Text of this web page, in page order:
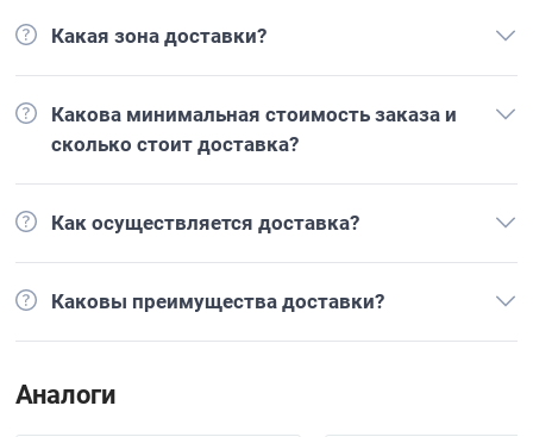
Какая зона доставки?
Какова минимальная стоимость заказа и
сколько стоит доставка?
Как осуществляется доставка?
Каковы преимущества доставки?
Аналоги